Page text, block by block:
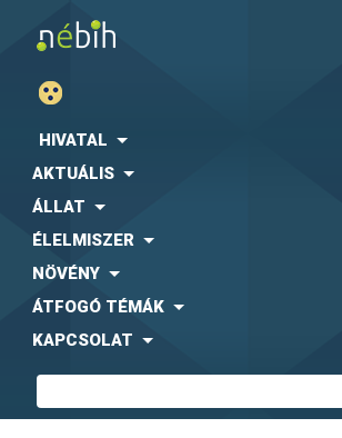
HIVATAL
AKTUÁLIS
ÁLLAT
ÉLELMISZER
NÖVÉNY
ÁTFOGÓ TÉMÁK
KAPCSOLAT